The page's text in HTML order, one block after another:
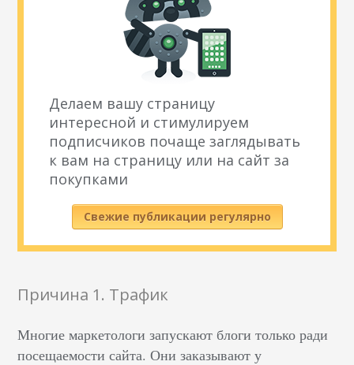
Делаем вашу страницу
интересной и стимулируем
подписчиков почаще заглядывать
к вам на страницу или на сайт за
покупками
Свежие публикации регулярно
Причина 1. Трафик
Многие маркетологи запускают блоги только ради
посещаемости сайта. Они заказывают у